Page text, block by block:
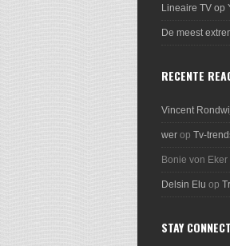
Lineaire TV op
De meest
RECENTE
Vincent
wer op Tv-
Bonie von Eker
Delsin Elu op
STAY